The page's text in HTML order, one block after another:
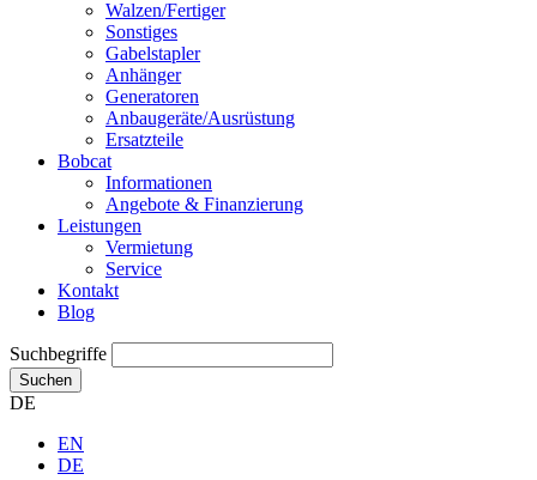
Walzen/Fertiger
Sonstiges
Gabelstapler
Anhänger
Generatoren
Anbaugeräte/Ausrüstung
Ersatzteile
Bobcat
Informationen
Angebote & Finanzierung
Leistungen
Vermietung
Service
Kontakt
Blog
Suchbegriffe
Suchen
DE
EN
DE